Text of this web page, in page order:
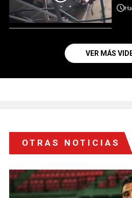
VER MÁS
OTRAS NOTICIAS